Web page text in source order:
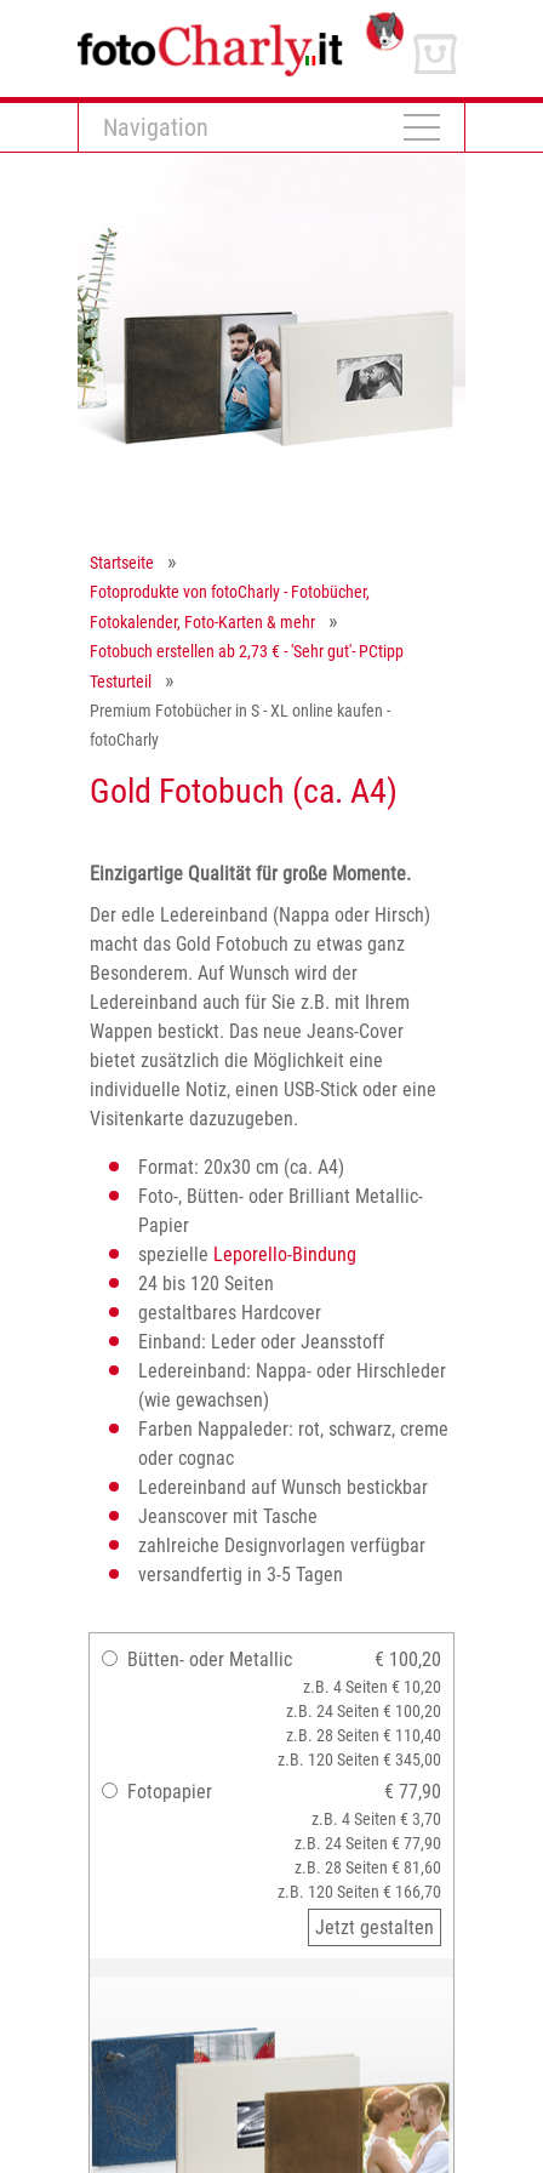
Navigation
Startseite
Fotoprodukte von fotoCharly - Fotobücher,
Fotokalender, Foto-Karten & mehr
Fotobuch erstellen ab 2,73 € - 'Sehr gut'- PCtipp
Testurteil
Premium Fotobücher in S - XL online kaufen -
fotoCharly
Gold Fotobuch (ca. A4)
Einzigartige Qualität für große Momente.
Der edle Ledereinband (Nappa oder Hirsch)
macht das Gold Fotobuch zu etwas ganz
Besonderem. Auf Wunsch wird der
Ledereinband auch für Sie z.B. mit Ihrem
Wappen bestickt. Das neue Jeans-Cover
bietet zusätzlich die Möglichkeit eine
individuelle Notiz, einen USB-Stick oder eine
Visitenkarte dazuzugeben.
Format: 20x30 cm (ca. A4)
Foto-, Bütten- oder Brilliant Metallic-
Papier
spezielle Leporello-Bindung
24 bis 120 Seiten
gestaltbares Hardcover
Einband: Leder oder Jeansstoff
Ledereinband: Nappa- oder Hirschleder
(wie gewachsen)
Farben Nappaleder: rot, schwarz, creme
oder cognac
Ledereinband auf Wunsch bestickbar
Jeanscover mit Tasche
zahlreiche Designvorlagen verfügbar
versandfertig in 3-5 Tagen
Bütten- oder Metallic € 100,20
z.B. 4 Seiten € 10,20
z.B. 24 Seiten € 100,20
z.B. 28 Seiten € 110,40
z.B. 120 Seiten € 345,00
Fotopapier € 77,90
z.B. 4 Seiten € 3,70
z.B. 24 Seiten € 77,90
z.B. 28 Seiten € 81,60
z.B. 120 Seiten € 166,70
Jetzt gestalten